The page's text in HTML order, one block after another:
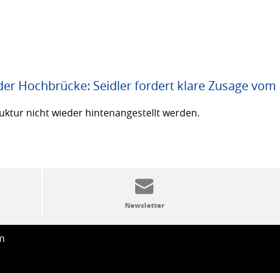
Hochbrücke: Seidler fordert klare Zusage
nicht wieder hintenangestellt werden.